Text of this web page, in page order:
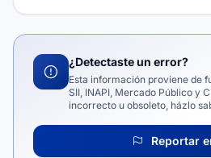
¿Detectaste un error?
Esta información proviene de
SII, INAPI, Mercado Público y
incorrecto u obsoleto, házlo
Reportar